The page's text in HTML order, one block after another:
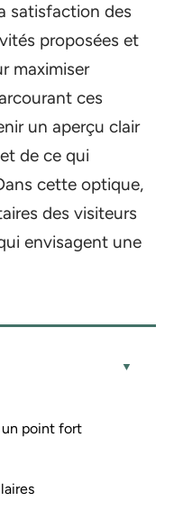
satisfaction des
proposées et
maximiser
ces
un aperçu clair
de ce qui
cette optique,
des visiteurs
envisagent une
un point fort